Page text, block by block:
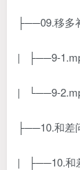
├──09.移多
| ├──9-
| └──9-
├──10.和差
| ├──10.和